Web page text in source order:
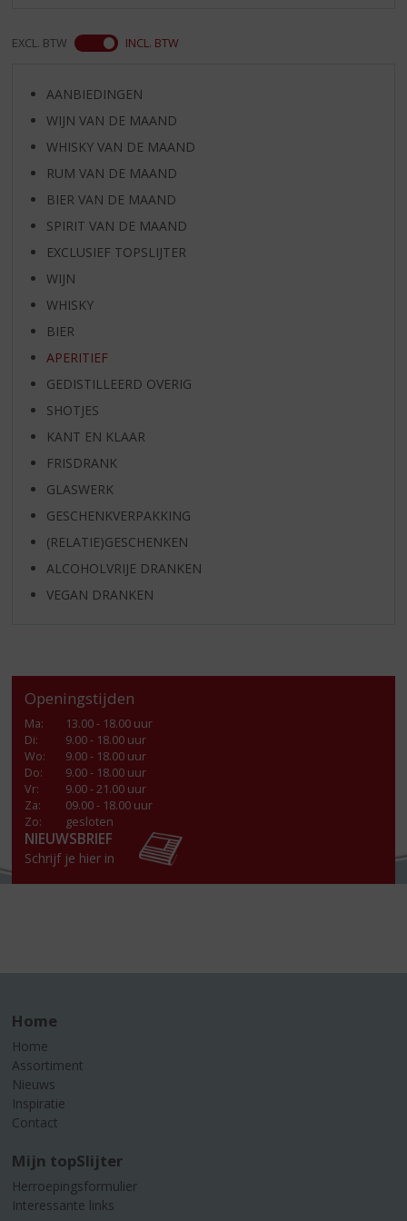
EXCL. BTW INCL. BTW
AANBIEDINGEN
WIJN VAN DE MAAND
WHISKY VAN DE MAAND
RUM VAN DE MAAND
BIER VAN DE MAAND
SPIRIT VAN DE MAAND
EXCLUSIEF TOPSLIJTER
WIJN
WHISKY
BIER
APERITIEF
GEDISTILLEERD OVERIG
SHOTJES
KANT EN KLAAR
FRISDRANK
GLASWERK
GESCHENKVERPAKKING
(RELATIE)GESCHENKEN
ALCOHOLVRIJE DRANKEN
VEGAN DRANKEN
Openingstijden
Ma:
13.00 - 18.00 uur
Di:
9.00 - 18.00 uur
Wo:
9.00 - 18.00 uur
Do:
9.00 - 18.00 uur
Vr:
9.00 - 21.00 uur
Za:
09.00 - 18.00 uur
Zo:
gesloten
NIEUWSBRIEF
Schrijf je hier in
Home
Home
Assortiment
Nieuws
Inspiratie
Contact
Mijn topSlijter
Herroepingsformulier
Interessante links